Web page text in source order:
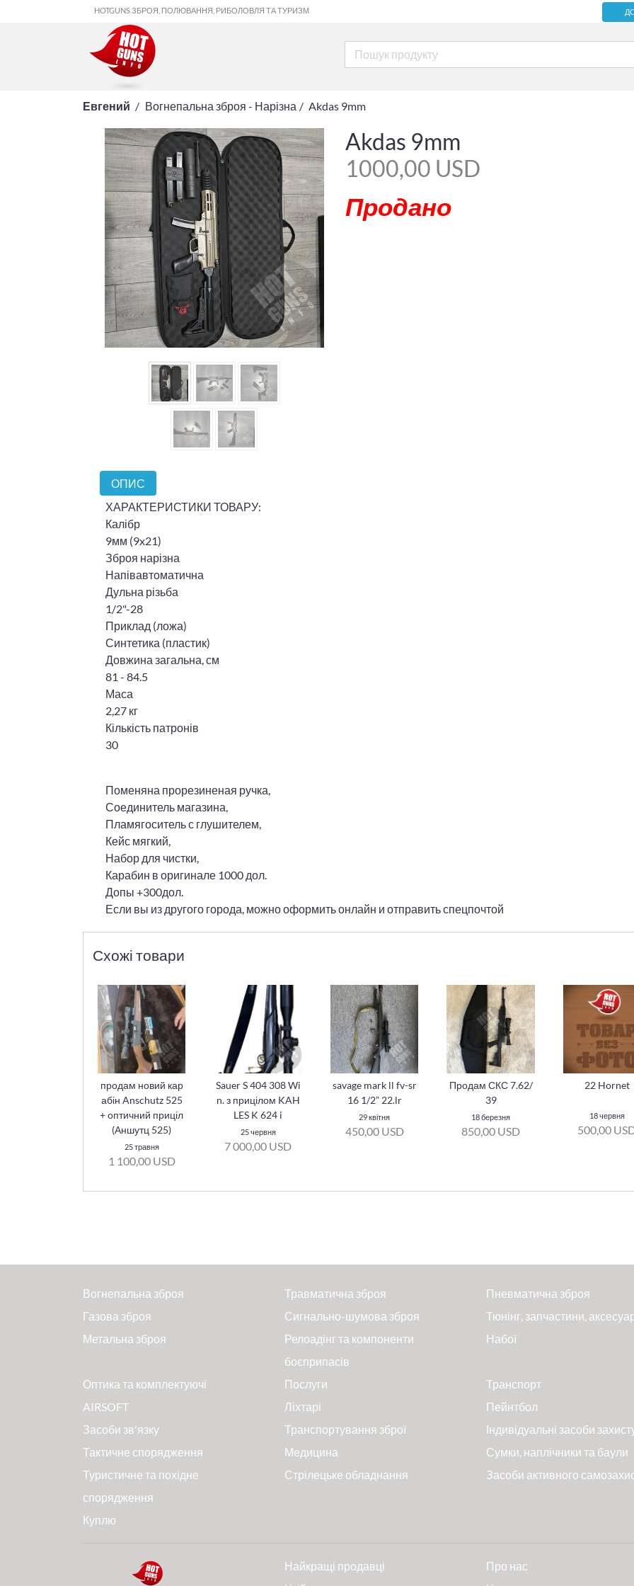
HOTGUNS ЗБРОЯ, ПОЛЮВАННЯ, РИБОЛОВЛЯ ТА ТУРИЗМ
Евгений Вогнепальна зброя - Нарізна Akdas 9mm
Akdas 9mm
1000,00 USD
Продано
ОПИС
ХАРАКТЕРИСТИКИ ТОВАРУ:
Калібр
9мм (9x21)
Зброя нарізна
Напівавтоматична
Дульна різьба
1/2"-28
Приклад (ложа)
Синтетика (пластик)
Довжина загальна, см
81 - 84.5
Маса
2,27 кг
Кількість патронів
30
Поменяна прорезиненая ручка,
Соединитель магазина,
Пламягоситель с глушителем,
Кейс мягкий,
Набор для чистки,
Карабин в оригинале 1000 дол.
Допы +300дол.
Если вы из другого города, можно оформить онлайн и отправить спецпочтой
Схожі товари
продам новий кар
абін Anschutz 525
+ оптичний приціл
(Аншутц 525)
25 травня
1 100,00 USD
Sauer S 404 308 Wi
n. з прицілом KAH
LES K 624 i
25 червня
7 000,00 USD
savage mark ll fv-sr
16 1/2” 22.lr
29 квітня
450,00 USD
Продам СКС 7.62/
39
18 березня
850,00 USD
22 Hornet
18 червня
500,00
Вогнепальна зброя Травматична зброя
Пневматична зброя
Газова зброя
Сигнально-шумова зброя
Тюнінг, запчастини,
Метальна зброя
Релоадінг та компоненти
боєприпасів
Набої
Оптика та комплектуючі Послуги
Транспорт
AIRSOFT
Ліхтарі
Пейнтбол
Засоби зв'язку
Транспортування зброї
Індивідуальні засоби
Тактичне спорядження
Медицина
Сумки, наплічники та баули
Туристичне та похідне
спорядження
Стрілецьке обладнання Засоби активного
Куплю
Найкращі продавці
Про нас